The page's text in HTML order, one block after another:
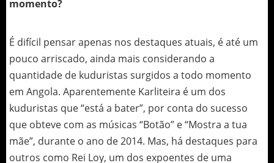
momento?
É difícil pensar apenas nos destaques atuais, é até um
pouco arriscado, ainda mais considerando a
quantidade de kuduristas surgidos a todo momento
em Angola. Aparentemente Karliteira é um dos
kuduristas que “está a bater”, por conta do sucesso
que obteve com as músicas “Botão” e “Mostra a tua
mãe”, durante o ano de 2014. Mas, há destaques para
outros como Rei Loy, um dos expoentes de uma